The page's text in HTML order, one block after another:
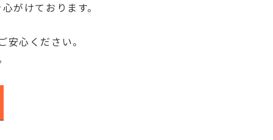
がけております。
心ください。